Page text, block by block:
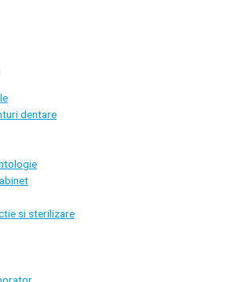
dentare
si sterilizare